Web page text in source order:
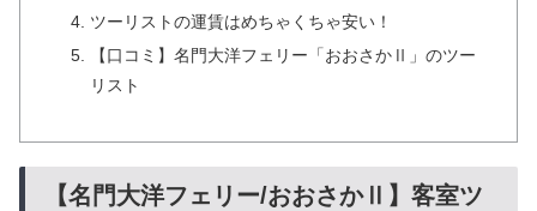
ツーリストの運賃はめちゃくちゃ安い！
【口コミ】名門大洋フェリー「おおさかⅡ」のツー
リスト
【名門大洋フェリー/おおさかⅡ】客室ツ